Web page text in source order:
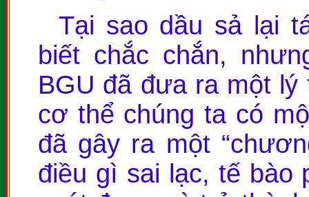
Tại sao dầu sả lại
biết chắc chắn,
BGU đã đưa ra một
cơ thể chúng ta có
đã gây ra một
điều gì sai lạc, tế bào